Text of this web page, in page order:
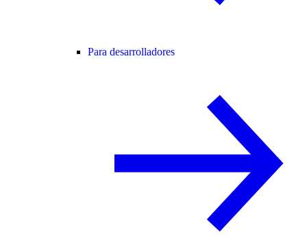
Para desarrolladores